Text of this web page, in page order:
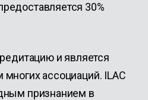
30%
и является
ассоциаций. ILAC
признанием в